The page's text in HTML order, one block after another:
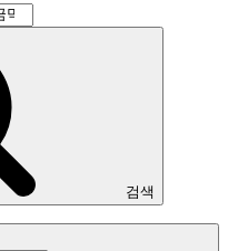
검색